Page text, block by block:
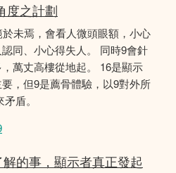
度之計劃
未焉，會看人微頭眼額，小心
同、小心得失人。 同時9會針
萬丈高樓從地起。 16是顯示
，但9是薦骨體驗，以9對外所
盾。
的事，顯示者真正發起